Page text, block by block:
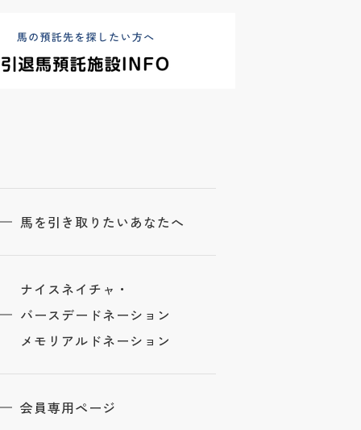
馬を引き取りたいあなたへ
ナイスネイチャ・
バースデードネーション
メモリアルドネーション
会員専用ページ